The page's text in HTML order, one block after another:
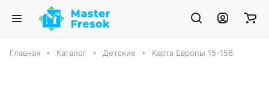
Главная Каталог Детские Карта Европы 15-156